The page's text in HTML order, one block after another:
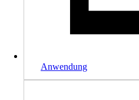
Anwendung